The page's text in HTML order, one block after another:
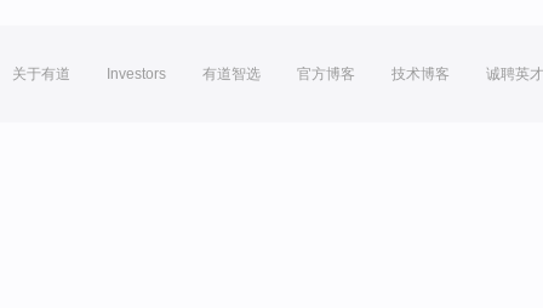
关于有道 Investors 有道智选 官方博客 技术博客 诚聘英才